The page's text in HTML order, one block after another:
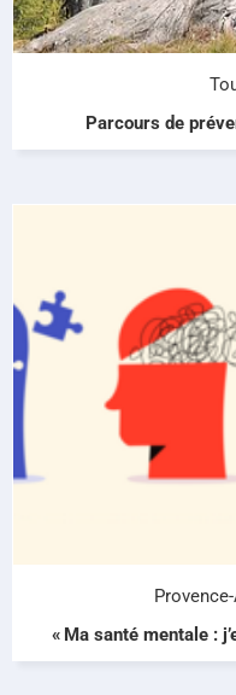
Parcours de
« Ma santé mentale :